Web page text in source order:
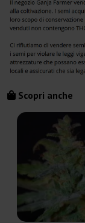
Scopri anche